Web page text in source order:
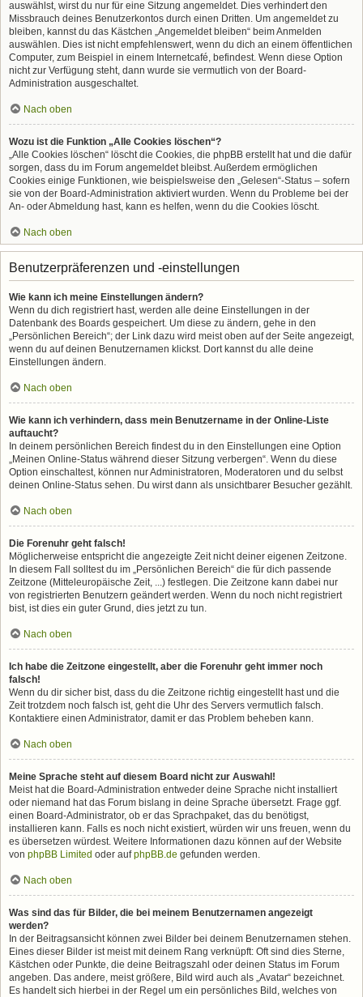
auswählst, wirst du nur für eine Sitzung angemeldet. Dies verhindert den
Missbrauch deines Benutzerkontos durch einen Dritten. Um angemeldet zu
bleiben, kannst du das Kästchen „Angemeldet bleiben“ beim Anmelden
auswählen. Dies ist nicht empfehlenswert, wenn du dich an einem öffentlichen
Computer, zum Beispiel in einem Internetcafé, befindest. Wenn diese Option
nicht zur Verfügung steht, dann wurde sie vermutlich von der Board-
Administration ausgeschaltet.
Nach oben
Wozu ist die Funktion „Alle Cookies löschen“?
„Alle Cookies löschen“ löscht die Cookies, die phpBB erstellt hat und die dafür
sorgen, dass du im Forum angemeldet bleibst. Außerdem ermöglichen
Cookies einige Funktionen, wie beispielsweise den „Gelesen“-Status – sofern
sie von der Board-Administration aktiviert wurden. Wenn du Probleme bei der
An- oder Abmeldung hast, kann es helfen, wenn du die Cookies löscht.
Nach oben
Benutzerpräferenzen und -einstellungen
Wie kann ich meine Einstellungen ändern?
Wenn du dich registriert hast, werden alle deine Einstellungen in der
Datenbank des Boards gespeichert. Um diese zu ändern, gehe in den
„Persönlichen Bereich“; der Link dazu wird meist oben auf der Seite angezeigt,
wenn du auf deinen Benutzernamen klickst. Dort kannst du alle deine
Einstellungen ändern.
Nach oben
Wie kann ich verhindern, dass mein Benutzername in der Online-Liste
auftaucht?
In deinem persönlichen Bereich findest du in den Einstellungen eine Option
„Meinen Online-Status während dieser Sitzung verbergen“. Wenn du diese
Option einschaltest, können nur Administratoren, Moderatoren und du selbst
deinen Online-Status sehen. Du wirst dann als unsichtbarer Besucher gezählt.
Nach oben
Die Forenuhr geht falsch!
Möglicherweise entspricht die angezeigte Zeit nicht deiner eigenen Zeitzone.
In diesem Fall solltest du im „Persönlichen Bereich“ die für dich passende
Zeitzone (Mitteleuropäische Zeit, ...) festlegen. Die Zeitzone kann dabei nur
von registrierten Benutzern geändert werden. Wenn du noch nicht registriert
bist, ist dies ein guter Grund, dies jetzt zu tun.
Nach oben
Ich habe die Zeitzone eingestellt, aber die Forenuhr geht immer noch
falsch!
Wenn du dir sicher bist, dass du die Zeitzone richtig eingestellt hast und die
Zeit trotzdem noch falsch ist, geht die Uhr des Servers vermutlich falsch.
Kontaktiere einen Administrator, damit er das Problem beheben kann.
Nach oben
Meine Sprache steht auf diesem Board nicht zur Auswahl!
Meist hat die Board-Administration entweder deine Sprache nicht installiert
oder niemand hat das Forum bislang in deine Sprache übersetzt. Frage ggf.
einen Board-Administrator, ob er das Sprachpaket, das du benötigst,
installieren kann. Falls es noch nicht existiert, würden wir uns freuen, wenn du
es übersetzen würdest. Weitere Informationen dazu können auf der Website
von phpBB Limited oder aufphpBB.de gefunden werden.
Nach oben
Was sind das für Bilder, die bei meinem Benutzernamen angezeigt
werden?
In der Beitragsansicht können zwei Bilder bei deinem Benutzernamen stehen.
Eines dieser Bilder ist meist mit deinem Rang verknüpft: Oft sind dies Sterne,
Kästchen oder Punkte, die deine Beitragszahl oder deinen Status im Forum
angeben. Das andere, meist größere, Bild wird auch als „Avatar“ bezeichnet.
Es handelt sich hierbei in der Regel um ein persönliches Bild, welches von